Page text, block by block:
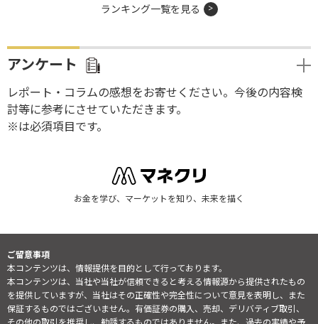
ランキング一覧を見る
アンケート
レポート・コラムの感想をお寄せください。今後の内容検
討等に参考にさせていただきます。
※は必須項目です。
お金を学び、マーケットを知り、未来を描く
ご留意事項
本コンテンツは、情報提供を目的として行っております。
本コンテンツは、当社や当社が信頼できると考える情報源から提供されたもの
を提供していますが、当社はその正確性や完全性について意見を表明し、また
保証するものではございません。有価証券の購入、売却、デリバティブ取引、